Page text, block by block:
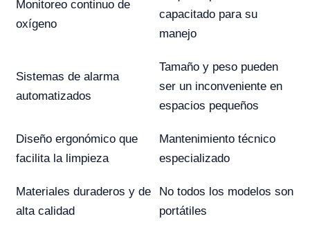
Monitoreo continuo de
oxígeno
capacitado para su
manejo
Sistemas de alarma
automatizados
Tamaño y peso pueden
ser un inconveniente en
espacios pequeños
Diseño ergonómico que
facilita la limpieza
Mantenimiento técnico
especializado
Materiales duraderos y de
alta calidad
No todos los modelos son
portátiles